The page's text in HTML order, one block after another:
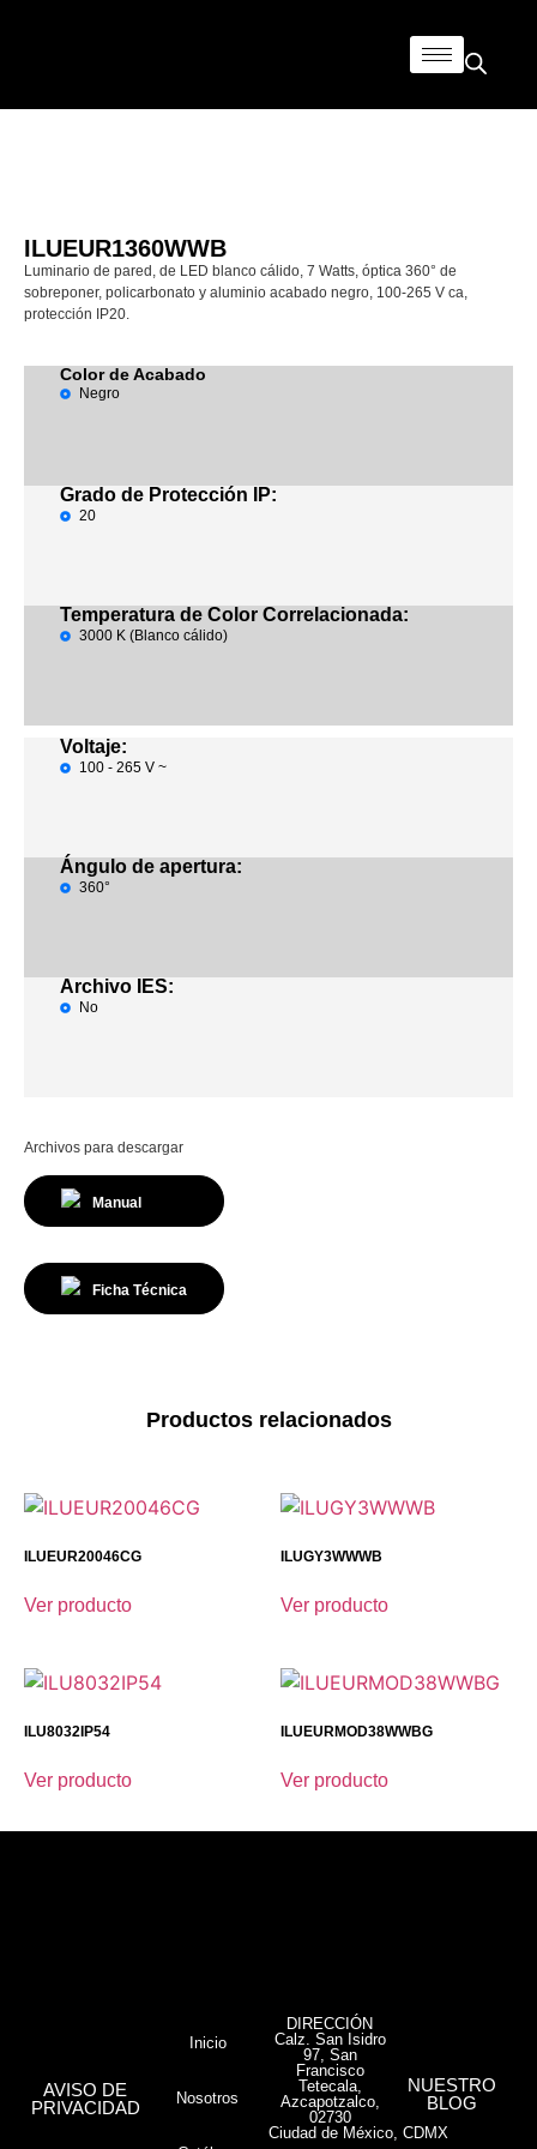
ILUEUR1360WWB
Luminario de pared, de LED blanco cálido, 7 Watts, óptica 360° de
sobreponer, policarbonato y aluminio acabado negro, 100-265 V ca,
protección IP20.
Color de Acabado
Negro
Grado de Protección IP:
20
Temperatura de Color Correlacionada:
3000 K (Blanco cálido)
Voltaje:
100 - 265 V ~
Ángulo de apertura:
360°
Archivo IES:
No
Archivos para descargar
Manual
Ficha Técnica
Productos relacionados
ILUEUR20046CG
Ver producto
ILUGY3WWWB
Ver producto
ILU8032IP54
Ver producto
ILUEURMOD38WWBG
Ver producto
AVISO DE
PRIVACIDAD
Inicio
Nosotros
DIRECCIÓN
Calz. San Isidro
97, San
Francisco
Tetecala,
Azcapotzalco,
02730
Ciudad de México, CDMX
NUESTRO
BLOG